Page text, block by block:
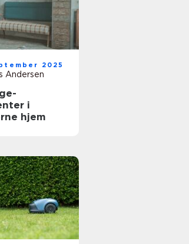
2025
Andersen
i
hjem